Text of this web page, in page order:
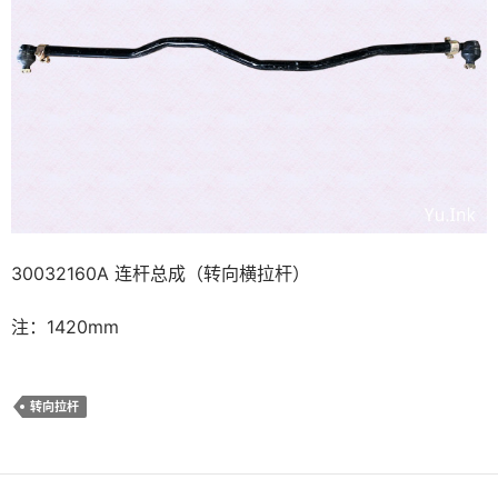
30032160A 连杆总成（转向横拉杆）
注：1420mm
转向拉杆